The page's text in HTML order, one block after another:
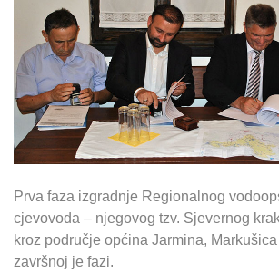
Prva faza izgradnje Regionalnog
cjevovoda – njegovog tzv. Sjevernog
kroz područje općina Jarmina,
završnoj je fazi.